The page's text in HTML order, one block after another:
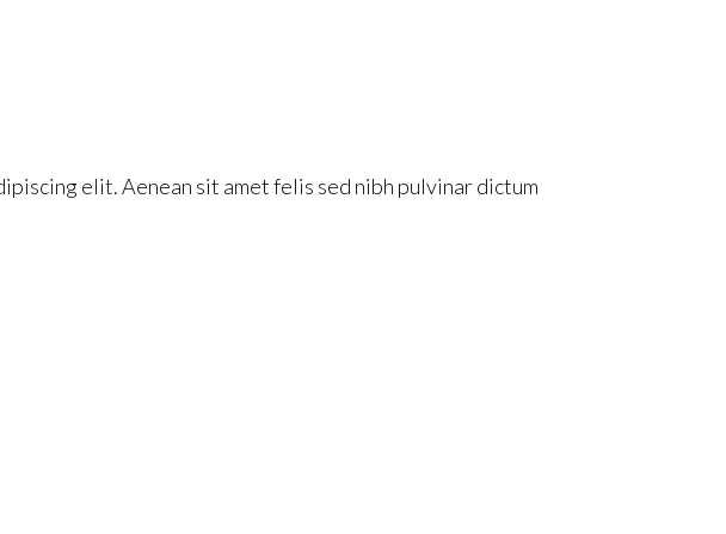
elit. Aenean sit amet felis sed nibh pulvinar dictum